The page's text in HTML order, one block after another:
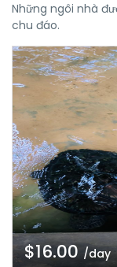
Những ngôi nhà
chu đáo.
$16.00/day